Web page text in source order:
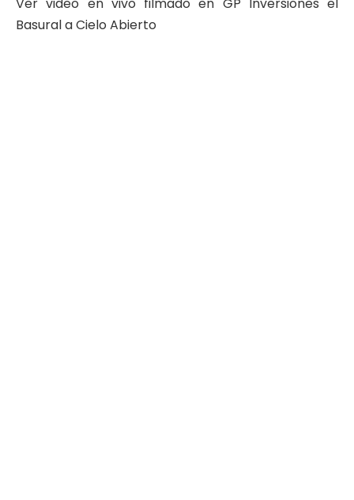
Ver video en vivo filmado en GP Inversiones el
Basural a Cielo Abierto